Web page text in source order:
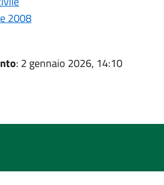
2008
: 2 gennaio 2026, 14:10